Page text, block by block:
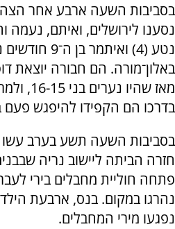
בסביבות השעה ארבע אחר
נטע (4)
באלון־מורה. הם חבורה יוצאת
מאז שהיו
בדרכו הם הקפידו להיפגש פעם
בסביבות השעה תשע בערב
חזרה הביתה ליישוב נריה
פתחה חוליית מחבלים בירי
נהרגו במקום. בנס, ארבעת
נפגעו מירי המחבלים.